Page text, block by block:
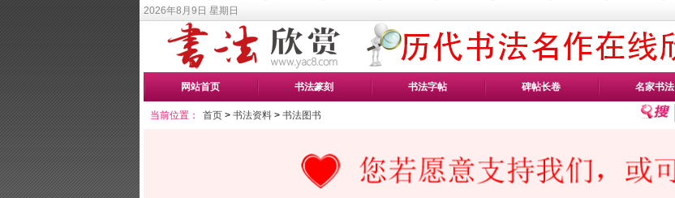
2026年8月9日 星期日
网站首页 书法篆刻 书法字帖 碑帖长卷 名家书法
当前位置： 首页 > 书法资料 > 书法图书